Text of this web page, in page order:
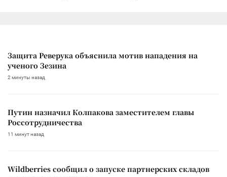
Защита Реверука объяснила мотив нападения на
ученого Зезина
2 минуты назад
Путин назначил Колпакова заместителем главы
Россотрудничества
11 минут назад
Wildberries сообщил о запуске партнерских складов